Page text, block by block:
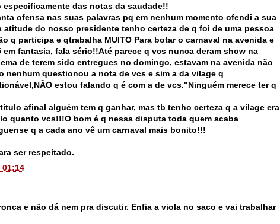
especificamente das notas da saudade!!
ofensa nas suas palavras pq em nenhum momento ofendi a sua
atitude do nosso presidente tenho certeza de q foi de uma pessoa
q participa e qtrabalha MUITO Para botar o carnaval na avenida e
fantasia, fala sério!!Até parece q vcs nunca deram show na
de terem sido entregues no domingo, estavam na avenida não
nenhum questionou a nota de vcs e sim a da vilage q
estou falando q é com a de vcs."Ninguém merece ter q
afinal alguém tem q ganhar, mas tb tenho certeza q a vilage era
quanto vcs!!!O bom é q nessa disputa toda quem acaba
q a cada ano vê um carnaval mais bonito!!!
ser respeitado.
01:14
e não dá nem pra discutir. Enfia a viola no saco e vai trabalhar